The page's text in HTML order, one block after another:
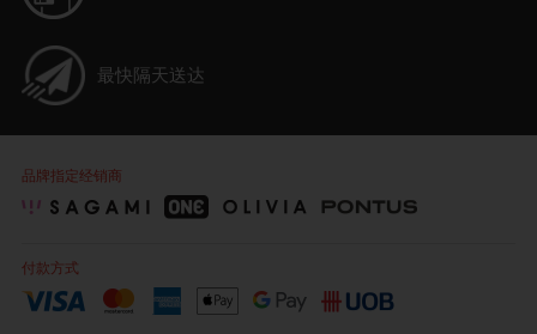
最快隔天送达
品牌指定经销商
付款方式